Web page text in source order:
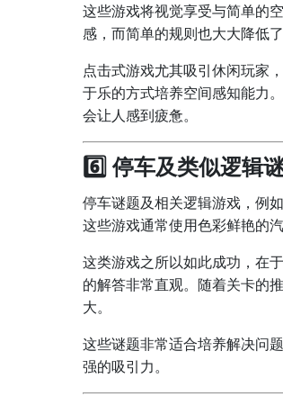
这些游戏将视觉享受与简单的
感，而简单的规则也大大降低
点击式游戏尤其吸引休闲玩家
于乐的方式培养空间感知能力
会让人感到疲惫。
6️⃣ 停车及类似逻辑
停车谜题及相关逻辑游戏，例如
这些游戏通常使用色彩鲜艳的
这类游戏之所以如此成功，在
的解答非常直观。随着关卡的
大。
这些谜题非常适合培养解决问
强的吸引力。